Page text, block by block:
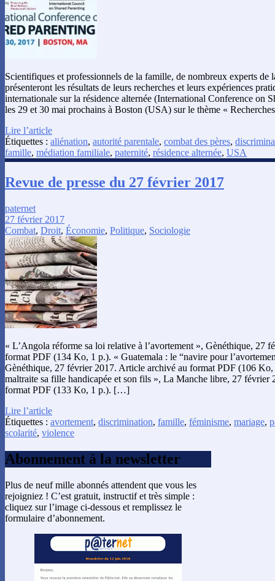
Scientifiques et professionnels de la famille, de nombreux experts de
présenteront les résultats de leurs recherches et leurs expériences
internationale sur la résidence alternée (International Conference on
les 29 et 30 mai prochains à Boston (USA) sur le thème «
Lire l’article
Étiquettes : aliénation, autorité parentale, combat des pères,
famille, médiation familiale, paternité, résidence alternée, USA
Revue de presse du 27 février 2017
paternet
27 février 2017
Combat, Droit, Économie, Politique, Sociologie
« L’Angola réforme sa loi relative à l’avortement », Gènéthique, 27
format PDF (134 Ko, 1 p.). « Guatemala : le “navire pour
Gènéthique, 27 février 2017. Article archivé au format PDF (106
maltraite sa fille handicapée et son fils », La Manche libre, 27 février
format PDF (133 Ko, 1 p.). […]
Lire l’article
Étiquettes : avortement, discrimination, famille, féminisme, mariage,
scolarité, violence
Abonnement à la newsletter
Plus de neuf mille abonnés attendent que vous les
rejoigniez ! C’est gratuit, instructif et très simple :
cliquez sur l’image ci-dessous et remplissez le
formulaire d’abonnement.